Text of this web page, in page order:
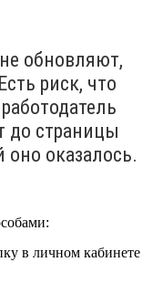
обновляют,
риск, что
до страницы
оно оказалось.
в личном кабинете